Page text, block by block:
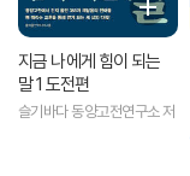
지금 나에게 힘이 되는
말 1 도전편
슬기바다 동양고전연구소 저